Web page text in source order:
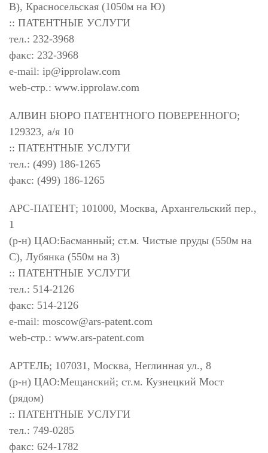
В), Красносельская (1050м на Ю)
:: ПАТЕНТНЫЕ УСЛУГИ
тел.: 232-3968
факс: 232-3968
e-mail: ip@ipprolaw.com
web-стр.: www.ipprolaw.com
АЛВИН БЮРО ПАТЕНТНОГО ПОВЕРЕННОГО;
129323, а/я 10
:: ПАТЕНТНЫЕ УСЛУГИ
тел.: (499) 186-1265
факс: (499) 186-1265
АРС-ПАТЕНТ; 101000, Москва, Архангельский пер.,
1
(р-н) ЦАО:Басманный; ст.м. Чистые пруды (550м на
С), Лубянка (550м на З)
:: ПАТЕНТНЫЕ УСЛУГИ
тел.: 514-2126
факс: 514-2126
e-mail: moscow@ars-patent.com
web-стр.: www.ars-patent.com
АРТЕЛЬ; 107031, Москва, Неглинная ул., 8
(р-н) ЦАО:Мещанский; ст.м. Кузнецкий Мост
(рядом)
:: ПАТЕНТНЫЕ УСЛУГИ
тел.: 749-0285
факс: 624-1782